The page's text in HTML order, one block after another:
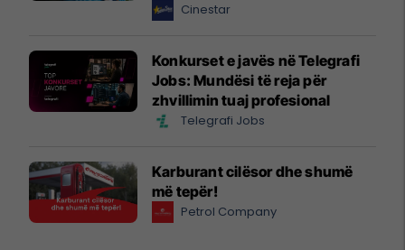
Cinestar
Konkurset e javës në Telegrafi
Jobs: Mundësi të reja për
zhvillimin tuaj profesional
Telegrafi Jobs
Karburant cilësor dhe shumë
më tepër!
Petrol Company